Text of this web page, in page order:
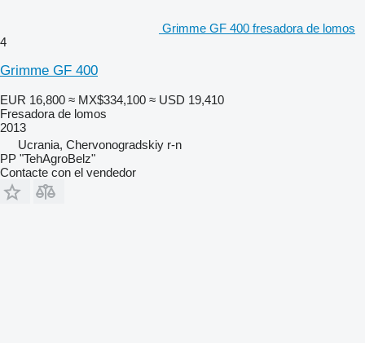
Grimme GF 400 fresadora de lomos
4
Grimme GF 400
EUR 16,800 ≈ MX$334,100 ≈ USD 19,410
Fresadora de lomos
2013
Ucrania, Chervonogradskiy r-n
PP "TehAgroBelz"
Contacte con el vendedor